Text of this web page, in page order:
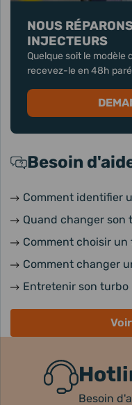
NOUS
INJECTEURS
Quelque soit le
recevez-le en 48h
Besoin
Comment identifier
Quand changer son
Comment choisir
Comment changer
Entretenir son turbo
Besoin